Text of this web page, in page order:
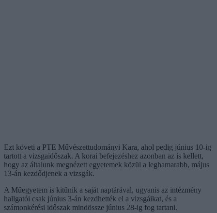
Ezt követi a PTE Művészettudományi Kara, ahol pedig június 10-ig
tartott a vizsgaidőszak. A korai befejezéshez azonban az is kellett,
hogy az általunk megnézett egyetemek közül a leghamarabb, május
13-án kezdődjenek a vizsgák.
A Műegyetem is kitűnik a saját naptárával, ugyanis az intézmény
hallgatói csak június 3-án kezdhették el a vizsgáikat, és a
számonkérési időszak mindössze június 28-ig fog tartani.